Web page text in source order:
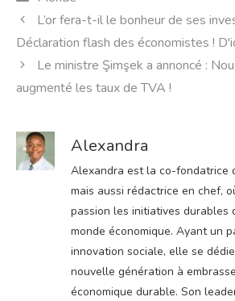
L’or fera-t-il le bonheur de ses
Déclaration flash des économistes !
Le ministre Şimşek a annoncé :
augmenté les taux de TVA !
Alexandra
Alexandra est la co-fondatrice
mais aussi rédactrice en chef,
passion les initiatives durables
monde économique. Ayant un
innovation sociale, elle se
nouvelle génération à
économique durable. Son